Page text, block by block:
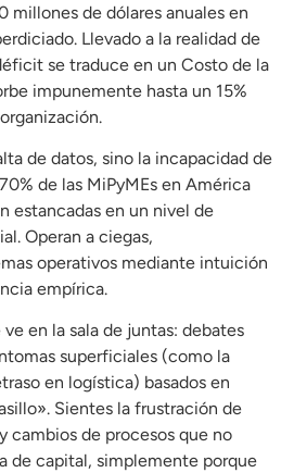
millones de dólares anuales en
. Llevado a la realidad de
se traduce en un Costo de la
impunemente hasta un 15%
.
de datos, sino la incapacidad de
de las MiPyMEs en América
estancadas en un nivel de
. Operan a ciegas,
operativos mediante intuición
empírica.
en la sala de juntas: debates
superficiales (como la
en logística) basados en
. Sientes la frustración de
cambios de procesos que no
de capital, simplemente porque